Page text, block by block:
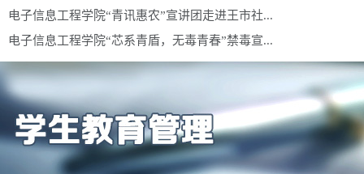
电子信息工程学院“青讯惠农”宣讲团走进王市社...
电子信息工程学院“芯系青盾，无毒青春”禁毒宣...